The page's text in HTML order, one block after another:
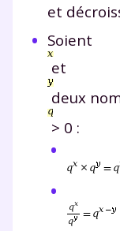
et
Soient
et
deux
> 0 :